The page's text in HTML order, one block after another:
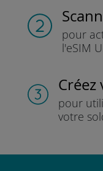
pour
l'eSIM
pour
votre